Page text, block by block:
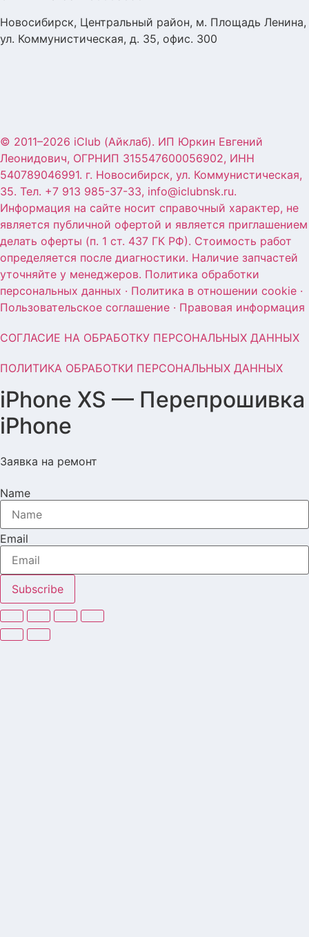
Новосибирск, Центральный район, м. Площадь Ленина,
ул. Коммунистическая, д. 35, офис. 300
© 2011–2026 iClub (Айклаб). ИП Юркин Евгений
Леонидович, ОГРНИП 315547600056902, ИНН
540789046991. г. Новосибирск, ул. Коммунистическая,
35. Тел. +7 913 985-37-33, info@iclubnsk.ru.
Информация на сайте носит справочный характер, не
является публичной офертой и является приглашением
делать оферты (п. 1 ст. 437 ГК РФ). Стоимость работ
определяется после диагностики. Наличие запчастей
уточняйте у менеджеров. Политика обработки
персональных данных · Политика в отношении cookie ·
Пользовательское соглашение · Правовая информация
СОГЛАСИЕ НА ОБРАБОТКУ ПЕРСОНАЛЬНЫХ ДАННЫХ
ПОЛИТИКА ОБРАБОТКИ ПЕРСОНАЛЬНЫХ ДАННЫХ
iPhone XS — Перепрошивка
iPhone
Заявка на ремонт
Name
Email
Subscribe